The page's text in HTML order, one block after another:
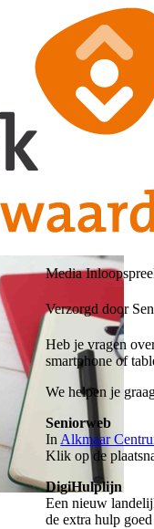
Media
Verzorgd door
Heb je vragen
smartphone of
We helpen je
Seniorweb
In Alkmaar
Klik op de
DigiHulplijn
Een nieuw
de extra hulp